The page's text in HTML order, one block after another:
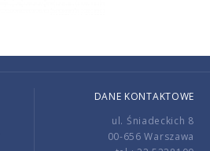
DANE KONTAKTOWE
ul. Śniadeckich 8
00-656 Warszawa